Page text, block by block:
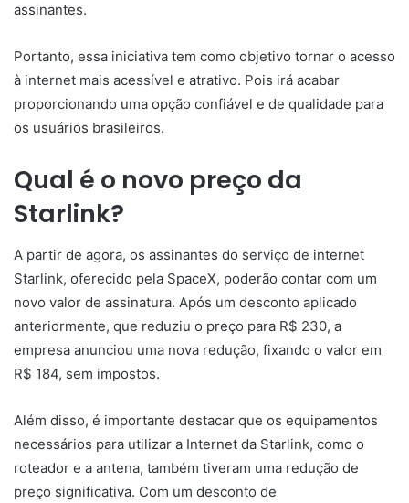
assinantes.
Portanto, essa iniciativa tem como objetivo tornar o acesso
à internet mais acessível e atrativo. Pois irá acabar
proporcionando uma opção confiável e de qualidade para
os usuários brasileiros.
Qual é o novo preço da
Starlink?
A partir de agora, os assinantes do serviço de internet
Starlink, oferecido pela SpaceX, poderão contar com um
novo valor de assinatura. Após um desconto aplicado
anteriormente, que reduziu o preço para R$ 230, a
empresa anunciou uma nova redução, fixando o valor em
R$ 184, sem impostos.
Além disso, é importante destacar que os equipamentos
necessários para utilizar a Internet da Starlink, como o
roteador e a antena, também tiveram uma redução de
preço significativa. Com um desconto de